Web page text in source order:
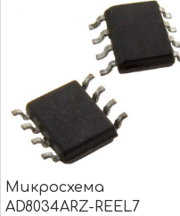
Микросхема
AD8034ARZ-REEL7